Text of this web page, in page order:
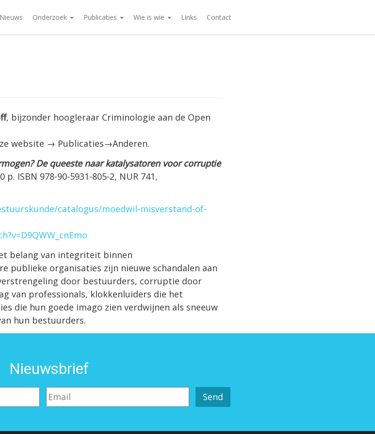
Nieuws Onderzoek Publicaties Wie is wie Links Contact
, bijzonder hoogleraar Criminologie aan de Open
website → Publicaties→Anderen.
De queeste naar katalysatoren voor corruptie
p. ISBN 978-90-5931-805-2, NUR 741,
catalogus/moedwil-misverstand-of-
belang van integriteit binnen
publieke organisaties zijn nieuwe schandalen aan
door bestuurders, corruptie door
van professionals, klokkenluiders die het
die hun goede imago zien verdwijnen als sneeuw
hun bestuurders.
Nieuwsbrief